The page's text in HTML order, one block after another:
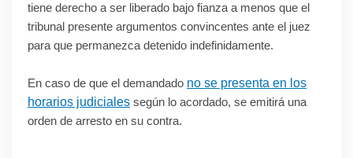
tiene derecho a ser liberado bajo fianza a menos que el
tribunal presente argumentos convincentes ante el juez
para que permanezca detenido indefinidamente.
En caso de que el demandado no se presenta en los
horarios judiciales según lo acordado, se emitirá una
orden de arresto en su contra.